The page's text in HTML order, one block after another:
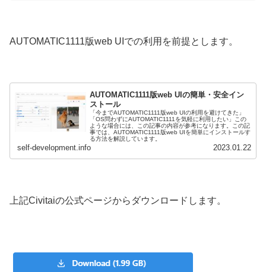
AUTOMATIC1111版web UIでの利用を前提とします。
AUTOMATIC1111版web UIの簡単・安全イン
ストール
「今までAUTOMATIC1111版web UIの利用を避けてきた」
「OS問わずにAUTOMATIC1111を気軽に利用したい」この
ような場合には、この記事の内容が参考になります。この記
事では、AUTOMATIC1111版web UIを簡単にインストールす
る方法を解説しています。
self-development.info 2023.01.22
上記Civitaiの公式ページからダウンロードします。